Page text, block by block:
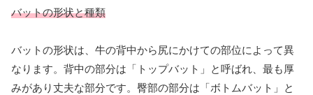
バットの形状と種類
バットの形状は、牛の背中から尻にかけての部位によって異
なります。背中の部分は「トップバット」と呼ばれ、最も厚
みがあり丈夫な部分です。臀部の部分は「ボトムバット」と